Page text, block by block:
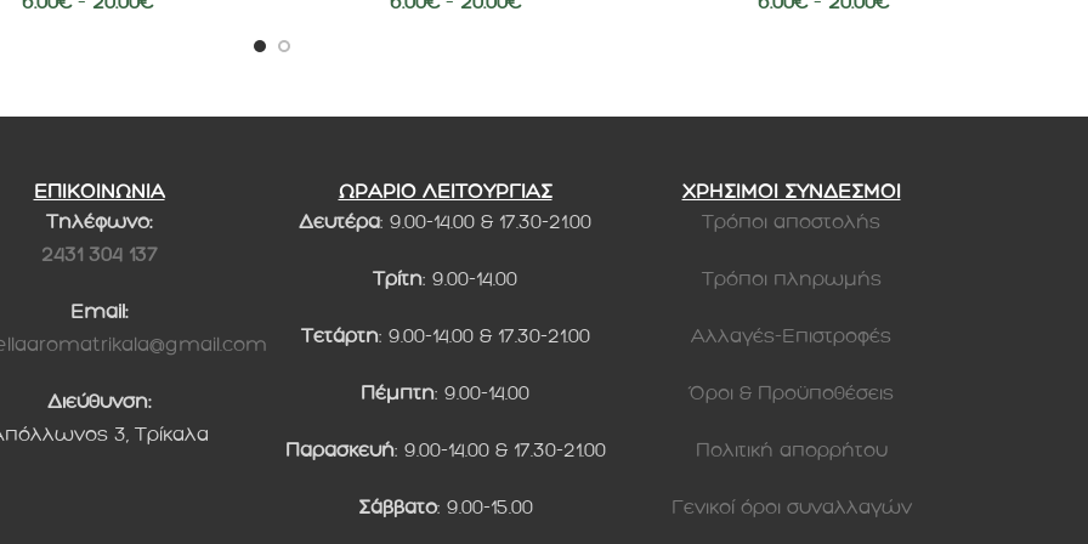
ΕΠΙΚΟΙΝΩΝΙΑ
Τηλέφωνο:
2431 304 137
Email:
Διεύθυνση:
3, Τρίκαλα
ΩΡΑΡΙΟ ΛΕΙΤΟΥΡΓΙΑΣ
Δευτέρα: 9.00-14.00 & 17.30-21.00
Τρίτη: 9.00-14.00
Τετάρτη: 9.00-14.00 & 17.30-21.00
Πέμπτη: 9.00-14.00
Παρασκευή: 9.00-14.00 & 17.30-21.00
Σάββατο: 9.00-15.00
ΧΡΗΣΙΜΟΙ ΣΥΝΔΕΣΜΟΙ
Τρόποι αποστολής
Τρόποι πληρωμής
Αλλαγές-Επιστροφές
Όροι & Προϋποθέσεις
Πολιτική απορρήτου
Γενικοί όροι συναλλαγών